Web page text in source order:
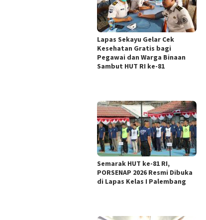
Lapas Sekayu Gelar Cek
Kesehatan Gratis bagi
Pegawai dan Warga Binaan
Sambut HUT RI ke-81
Semarak HUT ke-81 RI,
PORSENAP 2026 Resmi Dibuka
di Lapas Kelas I Palembang